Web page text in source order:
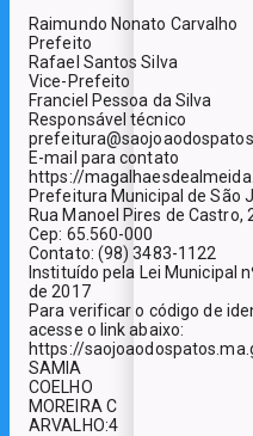
Raimundo Nonato Carvalho
Prefeito
Rafael Santos Silva
Vice-Prefeito
Franciel Pessoa da Silva
Responsável técnico
E-mail para contato
https://
Prefeitura Municipal de São
Rua Manoel Pires de
Cep: 65.560-000
Contato: (98) 3483-1122
Instituído pela Lei Municipal
de 2017
Para verificar o código de
acesse o link abaixo:
https://
SAMIA
COELHO
MOREIRA C
ARVALHO:4